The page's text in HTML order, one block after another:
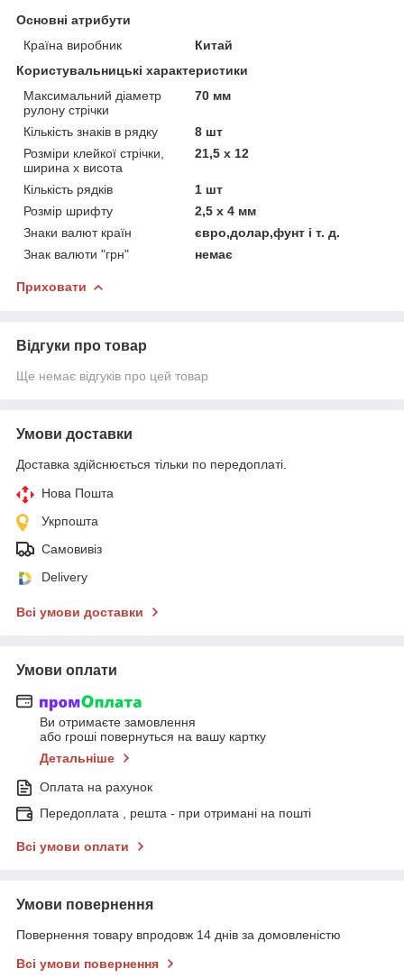
Основні атрибути
Країна виробник
Китай
Користувальницькі характеристики
Максимальний діаметр
рулону стрічки
70 мм
Кількість знаків в рядку
8 шт
Розміри клейкої стрічки,
ширина х висота
21,5 х 12
Кількість рядків
1 шт
Розмір шрифту
2,5 х 4 мм
Знаки валют країн
євро,долар,фунт і т. д.
Знак валюти "грн"
немає
Приховати
Відгуки про товар
Ще немає відгуків про цей товар
Умови доставки
Доставка здійснюється тільки по передоплаті.
Нова Пошта
Укрпошта
Самовивіз
Delivery
Всі умови доставки
Умови оплати
Ви отримаєте замовлення
або гроші повернуться на вашу картку
Детальніше
Оплата на рахунок
Передоплата , решта - при отримані на пошті
Всі умови оплати
Умови повернення
Повернення товару впродовж 14 днів за домовленістю
Всі умови повернення